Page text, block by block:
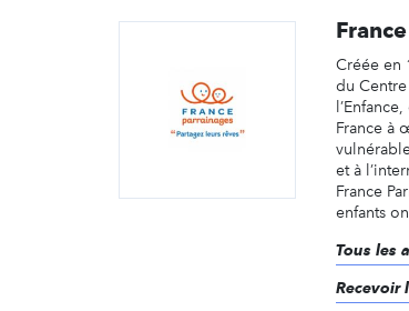
Créée en
du
France à
et à
France
enfants
Tous les
Recevoir